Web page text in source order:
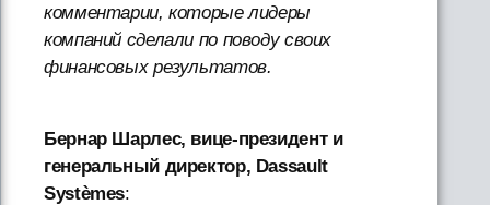
комментарии, которые лидеры
компаний сделали по поводу своих
финансовых результатов.
Бернар Шарлес, вице-президент и
генеральный директор, Dassault
Systèmes: